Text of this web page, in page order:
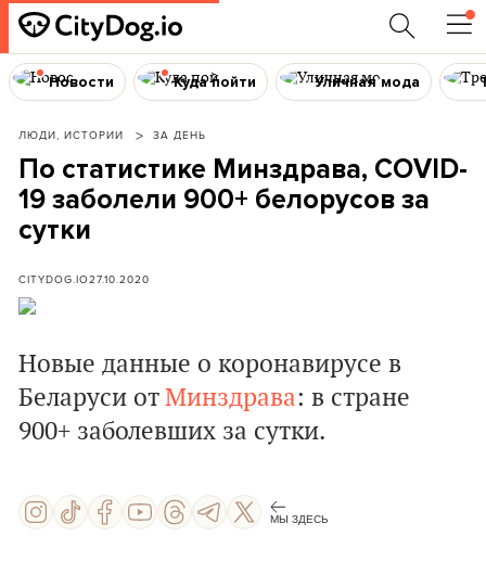
Новости Куда пойти Уличная мода
ЛЮДИ, ИСТОРИИ ЗА ДЕНЬ
По статистике Минздрава, COVID-
19 заболели 900+ белорусов за
сутки
CITYDOG.IO27.10.2020
Новые данные о коронавирусе в
Беларуси отМинздрава: в стране
900+ заболевших за сутки.
МЫ ЗДЕСЬ